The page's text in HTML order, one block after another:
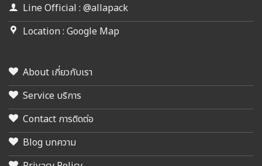
Line Official : @allapack
Location : Google Map
About เกี่ยวกับเรา
Service บริการ
Contact การติดต่อ
Blog บทความ